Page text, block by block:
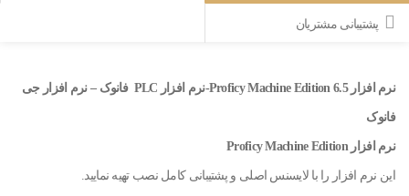
پشتیبانی مشتریان
نرم افزار Proficy Machine Edition 6.5- نرم افزار PLC فانوک – نرم افزار جی
فانوک
نرم افزار Proficy Machine Edition
این نرم افزار را با لایسنس اصلی و پشتیبانی کامل نصب تهیه نمایید.